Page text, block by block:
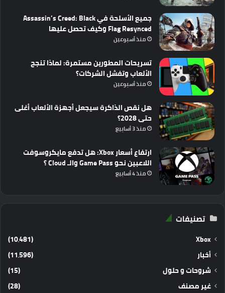
جميع الأسلحة في Assassin’s Creed: Black
Flag Resynced وكيف تحصل عليها
منذ أسبوعين
تسريحات المطورين مستمرة: لماذا تنجح
الألعاب وتفشل الشركات؟
منذ أسبوعين
هل نقص الذاكرة سيجعل أجهزة الألعاب أغلى
حتى 2028؟
منذ 3 أسابيع
ارتفاع أسعار Xbox: هل تدفع مايكروسوفت
اللاعبين نحو Game Pass والـ Cloud ؟
منذ 4 أسابيع
تصنيفات
Xbox
(10٬481)
أخبار
(11٬596)
شروحات و حلول
(15)
غير مصنف
(28)